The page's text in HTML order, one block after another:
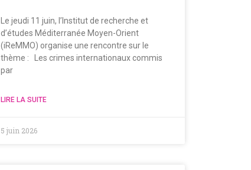
Le jeudi 11 juin, l’Institut de recherche et
d’études Méditerranée Moyen-Orient
(iReMMO) organise une rencontre sur le
thème : Les crimes internationaux commis
par
LIRE LA SUITE
5 juin 2026